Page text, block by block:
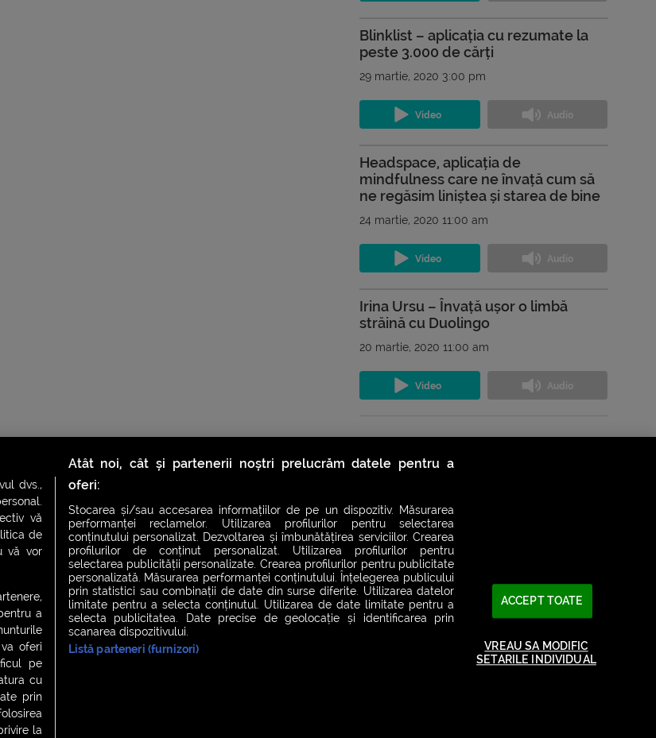
Blinklist – aplicația cu rezumate la
peste 3.000 de cărți
29 martie, 2020 3:00 pm
Headspace, aplicația de
mindfulness care ne învață cum să
ne regăsim liniștea și starea de bine
24 martie, 2020 11:00 am
Irina Ursu – Învață ușor o limbă
străină cu Duolingo
20 martie, 2020 11:00 am
Vezi toate podcasturile
NIGHT FEVER
LIVE FEVER CONCERT
dvs.,
vă
de
vă vor
a
oferi
pe
cu
prin
la
Atât noi, cât și partenerii noștri prelucrăm datele pentru a
oferi:
Stocarea și/sau accesarea informațiilor de pe un dispozitiv. Măsurarea
performanței reclamelor. Utilizarea profilurilor pentru selectarea
conținutului personalizat. Dezvoltarea și îmbunătățirea serviciilor. Crearea
profilurilor de conținut personalizat. Utilizarea profilurilor pentru
selectarea publicității personalizate. Crearea profilurilor pentru publicitate
personalizată. Măsurarea performanței conținutului. Înțelegerea publicului
prin statistici sau combinații de date din surse diferite. Utilizarea datelor
limitate pentru a selecta conținutul. Utilizarea de date limitate pentru a
selecta publicitatea. Date precise de geolocație și identificarea prin
scanarea dispozitivului.
Listă parteneri (furnizori)
ACCEPT TOATE
VREAU SA MODIFIC
SETARILE INDIVIDUAL